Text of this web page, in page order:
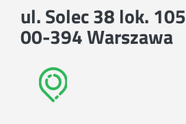
ul. Solec 38 lok. 105
00-394 Warszawa